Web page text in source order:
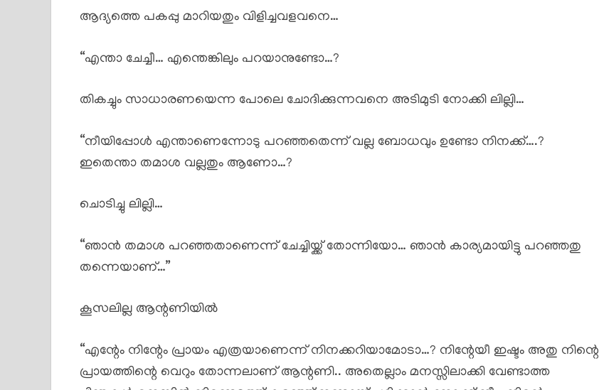
ആദ്യത്തെ പകപ്പു മാറിയതും വിളിച്ചവളവനെ…
“എന്താ ചേച്ചീ… എന്തെങ്കിലും പറയാനുണ്ടോ…?
തികച്ചും സാധാരണയെന്ന പോലെ ചോദിക്കുന്നവനെ അടിമുടി നോക്കി ലില്ലി…
“നീയിപ്പോൾ എന്താണെന്നോടു പറഞ്ഞതെന്ന് വല്ല ബോധവും ഉണ്ടോ നിനക്ക്….?
ഇതെന്താ തമാശ വല്ലതും ആണോ…?
ചൊടിച്ചു ലില്ലി…
“ഞാൻ തമാശ പറഞ്ഞതാണെന്ന് ചേച്ചിയ്ക്ക് തോന്നിയോ… ഞാൻ കാര്യമായിട്ടു പറഞ്ഞതു
തന്നെയാണ്…”
കൂസലില്ല ആന്റണിയിൽ
“എന്റേം നിന്റേം പ്രായം എത്രയാണെന്ന് നിനക്കറിയാമോടാ…? നിന്റേയീ ഇഷ്ടം അതു നിന്റെ
പ്രായത്തിന്റെ വെറും തോന്നലാണ് ആന്റണി.. അതെല്ലാം മനസ്സിലാക്കി വേണ്ടാത്ത